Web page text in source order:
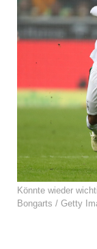
Könnte wieder
Bongarts / Getty